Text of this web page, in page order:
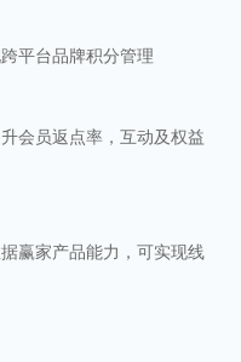
平台品牌积分管理
会员返点率，互动及权益
赢家产品能力，可实现线